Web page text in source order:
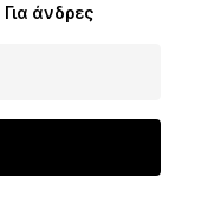
Για άνδρες